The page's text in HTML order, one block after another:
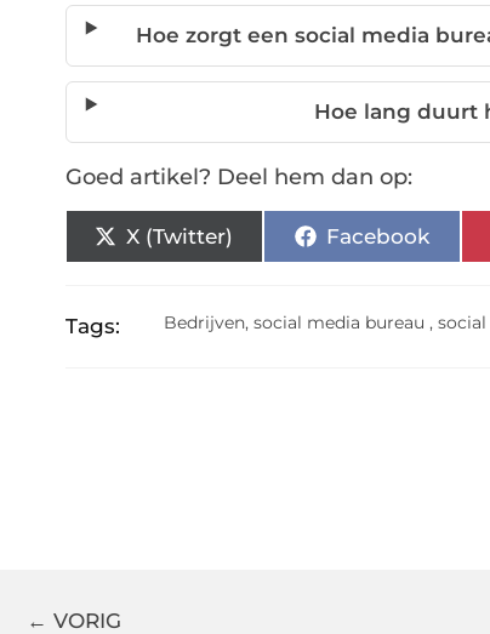
Hoe zorgt een social media
Hoe lang duurt
Goed artikel? Deel hem dan op:
X (Twitter) Facebook
Tags: Bedrijven,social media bureau ,
← VORIG